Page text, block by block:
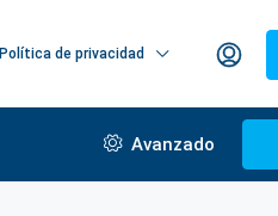
Política de privacidad
Avanzado